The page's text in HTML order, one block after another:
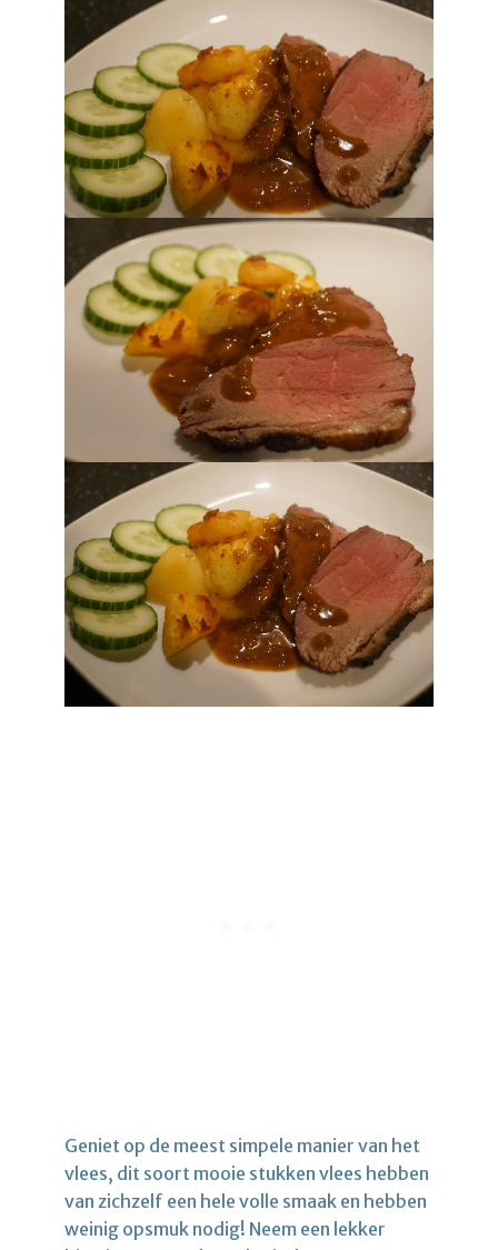
Geniet op de meest simpele manier van het
vlees, dit soort mooie stukken vlees hebben
van zichzelf een hele volle smaak en hebben
weinig opsmuk nodig! Neem een lekker